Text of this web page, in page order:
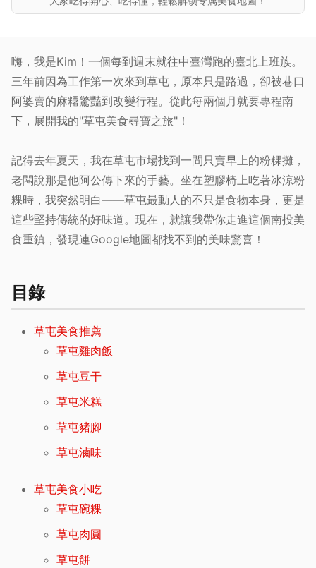
嗨，我是Kim！一個每到週末就往中臺灣跑的臺北上班族。
三年前因為工作第一次來到草屯，原本只是路過，卻被巷口
阿婆賣的麻糬驚豔到改變行程。從此每兩個月就要專程南
下，展開我的"草屯美食尋寶之旅"！
記得去年夏天，我在草屯市場找到一間只賣早上的粉粿攤，
老闆說那是他阿公傳下來的手藝。坐在塑膠椅上吃著冰涼粉
粿時，我突然明白——草屯最動人的不只是食物本身，更是
這些堅持傳統的好味道。現在，就讓我帶你走進這個南投美
食重鎮，發現連Google地圖都找不到的美味驚喜！
目錄
草屯美食推薦
草屯雞肉飯
草屯豆干
草屯米糕
草屯豬腳
草屯滷味
草屯美食小吃
草屯碗粿
草屯肉圓
草屯餅